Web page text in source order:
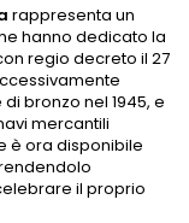
rappresenta un
hanno dedicato la
regio decreto il 27
bronzo nel 1945, e
mercantili
è ora disponibile
il proprio